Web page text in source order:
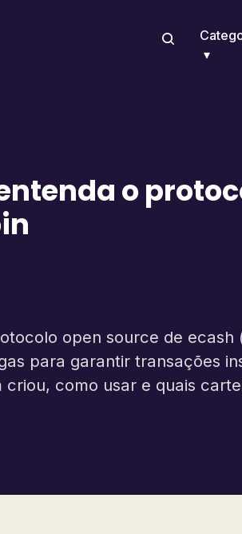
o
open source de
para garantir transações
criou, como usar e quais